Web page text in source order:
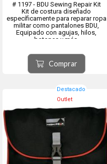
# 1197 - BDU Sewing Repair Kit
Kit de costura diseñado
específicamente para reparar ropa
militar como pantalones BDU,
Equipado con agujas, hilos,
botones y más.
para combinar con la mayoría de
los patrones de camuflaje (caqui,
verde oliva y marrón claro)
5 botones...
Comprar
Destacado
Outlet